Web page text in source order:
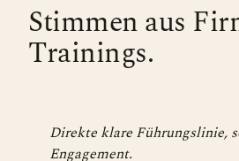
Stimmen aus
Trainings.
Direkte klare Führungslinie,
Engagement.